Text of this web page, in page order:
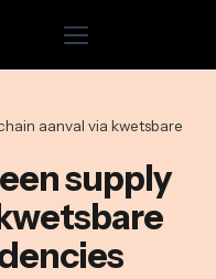
aanval via kwetsbare
supply